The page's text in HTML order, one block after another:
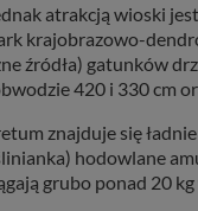
atrakcją wioski
krajobrazowo-
źródła) gatunków
420 i 330 cm
znajduje się
hodowlane
grubo ponad 20